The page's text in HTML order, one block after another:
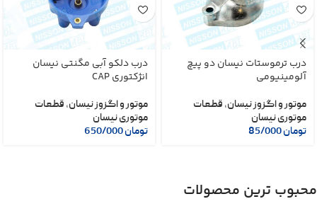
درب ترموستات نیسان دو پیچ
آلومینیومی
موتور و اگزوز نیسان, قطعات
موتوری نیسان
تومان
درب دلکو آبی مگنتی نیسان
انژکتوری CAP
موتور و اگزوز نیسان, قطعات
موتوری نیسان
تومان
محبوب ترین محصولات